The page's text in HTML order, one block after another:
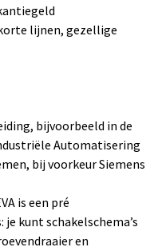
lijnen, gezellige
bijvoorbeeld in de
Automatisering
bij voorkeur Siemens
is een pré
kunt schakelschema’s
en